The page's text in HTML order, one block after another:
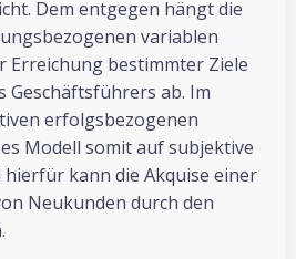
Dem entgegen hängt die
variablen
Erreichung bestimmter Ziele
Geschäftsführers ab. Im
erfolgsbezogenen
Modell somit auf subjektive
hierfür kann die Akquise einer
Neukunden durch den